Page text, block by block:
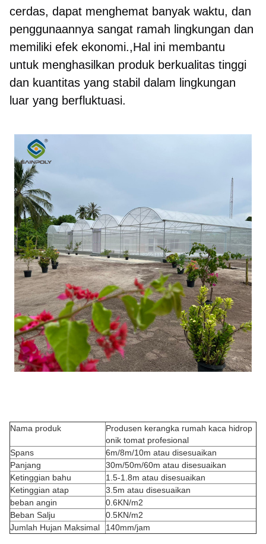
cerdas, dapat menghemat banyak waktu, dan
penggunaannya sangat ramah lingkungan dan
memiliki efek ekonomi.,Hal ini membantu
untuk menghasilkan produk berkualitas tinggi
dan kuantitas yang stabil dalam lingkungan
luar yang berfluktuasi.
Nama produk
Produsen kerangka rumah kaca hidrop
onik tomat profesional
Spans
6m/8m/10m atau disesuaikan
Panjang
30m/50m/60m atau disesuaikan
Ketinggian bahu
1.5-1.8m atau disesuaikan
Ketinggian atap
3.5m atau disesuaikan
beban angin
0.6KN/m2
Beban Salju
0.5KN/m2
Jumlah Hujan Maksimal
140mm/jam